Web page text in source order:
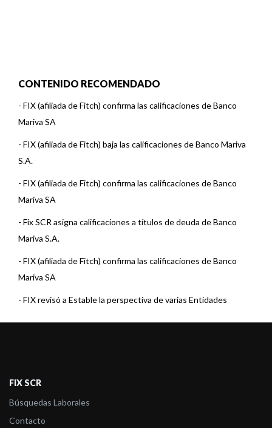
CONTENIDO RECOMENDADO
- FIX (afiliada de Fitch) confirma las calificaciones de Banco
Mariva SA
- FIX (afiliada de Fitch) baja las calificaciones de Banco Mariva
S.A.
- FIX (afiliada de Fitch) confirma las calificaciones de Banco
Mariva SA
- Fix SCR asigna calificaciones a títulos de deuda de Banco
Mariva S.A.
- FIX (afiliada de Fitch) confirma las calificaciones de Banco
Mariva SA
- FIX revisó a Estable la perspectiva de varias Entidades
- FIX (afiliada de Fitch) asigna la calificación de VCP Serie VI de
FIX (Afiliada a Fitch Ratings), asigna calificación a la Serie V de
FIX SCR
Búsquedas Laborales
Contacto